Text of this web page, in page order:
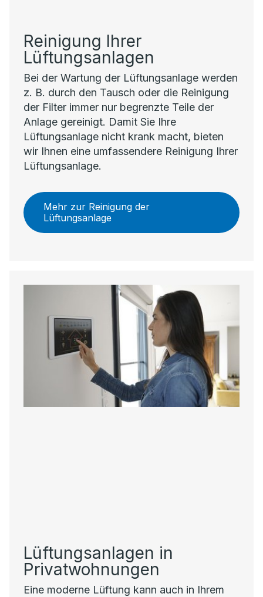
Reinigung Ihrer
Lüftungsanlagen
Bei der Wartung der Lüftungsanlage werden
z. B. durch den Tausch oder die Reinigung
der Filter immer nur begrenzte Teile der
Anlage gereinigt. Damit Sie Ihre
Lüftungsanlage nicht krank macht, bieten
wir Ihnen eine umfassendere Reinigung Ihrer
Lüftungsanlage.
Mehr zur Reinigung der
Lüftungsanlage
Lüftungsanlagen in
Privatwohnungen
Eine moderne Lüftung kann auch in Ihrem